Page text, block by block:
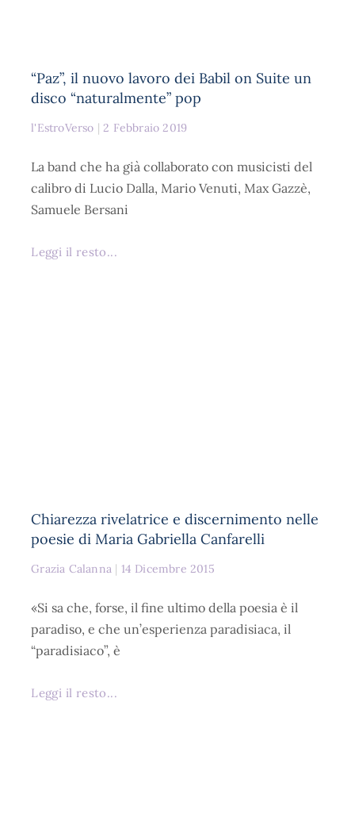
“Paz”, il nuovo lavoro dei Babil on Suite un
disco “naturalmente” pop
l'EstroVerso 2 Febbraio 2019
La band che ha già collaborato con musicisti del
calibro di Lucio Dalla, Mario Venuti, Max Gazzè,
Samuele Bersani
Leggi il resto...
Chiarezza rivelatrice e discernimento nelle
poesie di Maria Gabriella Canfarelli
Grazia Calanna 14 Dicembre 2015
«Si sa che, forse, il fine ultimo della poesia è il
paradiso, e che un’esperienza paradisiaca, il
“paradisiaco”, è
Leggi il resto...